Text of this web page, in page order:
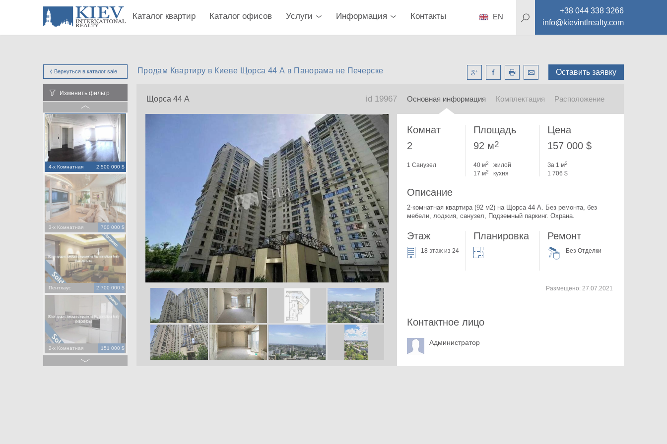
Каталог квартир Каталог офисов Услуги Информация Контакты
+38 044 338 3266
info@kievintlrealty.com
EN
Вернуться в каталог sale Оставить заявку
Продам Квартиру в Киеве Щорса 44 А в Панорама не Печерске
Изменить фильтр
4-х Комнатная 2 500 000 $
3-х Комнатная 700 000 $
Пентхаус 2 700 000 $
2-х Комнатная 151 000 $
Щорса 44 А id 19967 Основная информация Комплектация Расположение
Комнат
2
1 Санузел
Площадь
92 м2
40 м2
жилой
17 м2 кухня
Цена
157 000 $
За 1 м2
1 706 $
Описание
2-комнатная квартира (92 м2) на Щорса 44 А. Без ремонта, без
мебели, лоджия, санузел, Подземный паркинг. Охрана.
Этаж
18 этаж из 24
Планировка Ремонт
Без Отделки
Контактное лицо
Администратор
Размещено:27.07.2021